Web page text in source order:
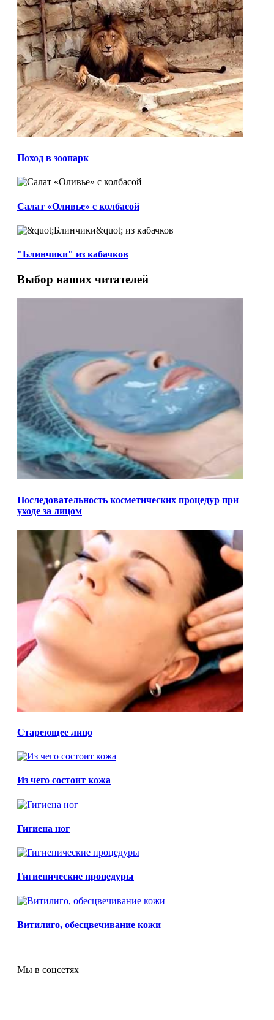
Поход в зоопарк
Салат «Оливье» с колбасой
"Блинчики" из кабачков
Выбор наших читателей
Последовательность косметических процедур при
уходе за лицом
Стареющее лицо
Из чего состоит кожа
Гигиена ног
Гигиенические процедуры
Витилиго, обесцвечивание кожи
Мы в соцсетях